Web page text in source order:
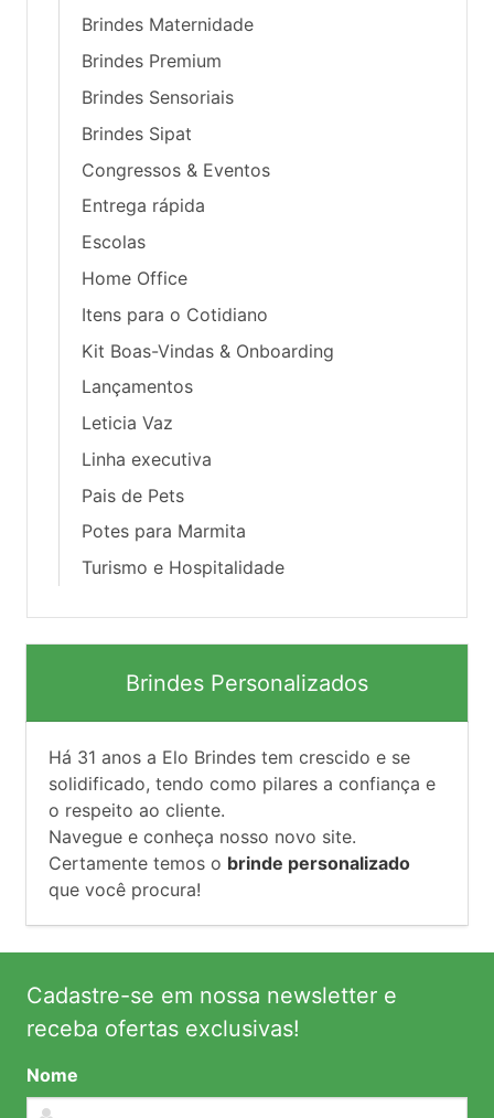
Brindes Maternidade
Brindes Premium
Brindes Sensoriais
Brindes Sipat
Congressos & Eventos
Entrega rápida
Escolas
Home Office
Itens para o Cotidiano
Kit Boas-Vindas & Onboarding
Lançamentos
Leticia Vaz
Linha executiva
Pais de Pets
Potes para Marmita
Turismo e Hospitalidade
Brindes Personalizados
Há 31 anos a Elo Brindes tem crescido e se
solidificado, tendo como pilares a confiança e
o respeito ao cliente.
Navegue e conheça nosso novo site.
Certamente temos o brinde personalizado
que você procura!
Cadastre-se em nossa newsletter e
receba ofertas exclusivas!
Nome